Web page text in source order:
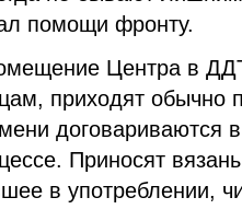
помощи фронту.
Центра в
приходят обычно
договариваются
Приносят
в употреблении,